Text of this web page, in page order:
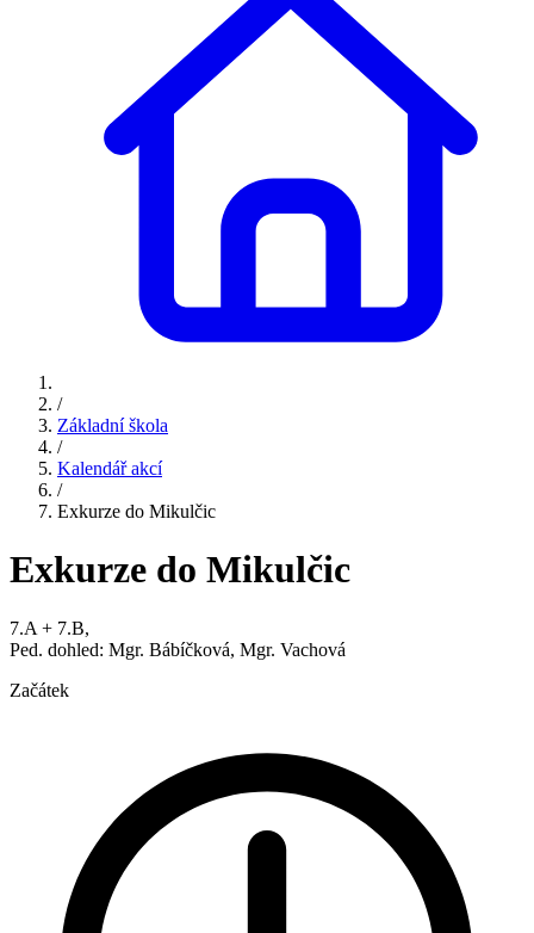
/
Základní škola
/
Kalendář akcí
/
Exkurze do Mikulčic
Exkurze do Mikulčic
7.A + 7.B,
Ped. dohled: Mgr. Bábíčková, Mgr. Vachová
Začátek